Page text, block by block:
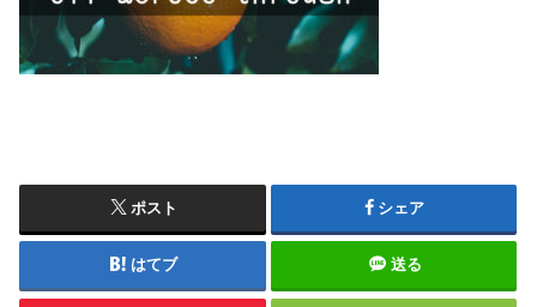
ポスト シェア
はてブ 送る